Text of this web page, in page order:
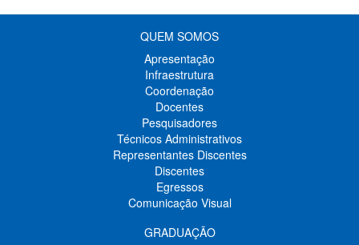
QUEM SOMOS
Apresentação
Infraestrutura
Coordenação
Docentes
Pesquisadores
Técnicos Administrativos
Representantes Discentes
Discentes
Egressos
Comunicação Visual
GRADUAÇÃO